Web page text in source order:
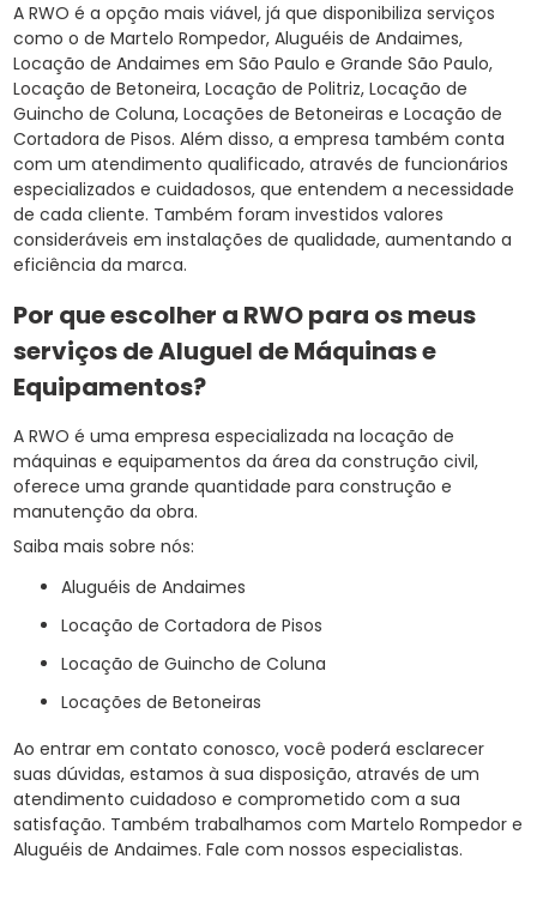
A RWO é a opção mais viável, já que disponibiliza serviços
como o de Martelo Rompedor, Aluguéis de Andaimes,
Locação de Andaimes em São Paulo e Grande São Paulo,
Locação de Betoneira, Locação de Politriz, Locação de
Guincho de Coluna, Locações de Betoneiras e Locação de
Cortadora de Pisos. Além disso, a empresa também conta
com um atendimento qualificado, através de funcionários
especializados e cuidadosos, que entendem a necessidade
de cada cliente. Também foram investidos valores
consideráveis em instalações de qualidade, aumentando a
eficiência da marca.
Por que escolher a RWO para os meus
serviços de Aluguel de Máquinas e
Equipamentos?
A RWO é uma empresa especializada na locação de
máquinas e equipamentos da área da construção civil,
oferece uma grande quantidade para construção e
manutenção da obra.
Saiba mais sobre nós:
Aluguéis de Andaimes
Locação de Cortadora de Pisos
Locação de Guincho de Coluna
Locações de Betoneiras
Ao entrar em contato conosco, você poderá esclarecer
suas dúvidas, estamos à sua disposição, através de um
atendimento cuidadoso e comprometido com a sua
satisfação. Também trabalhamos com Martelo Rompedor e
Aluguéis de Andaimes. Fale com nossos especialistas.